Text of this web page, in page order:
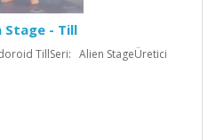
Stage - Till
TillSeri: Alien StageÜretici